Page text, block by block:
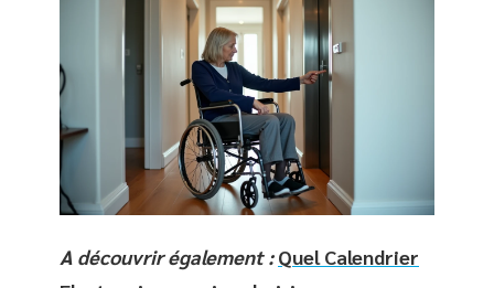
A découvrir également : Quel Calendrier